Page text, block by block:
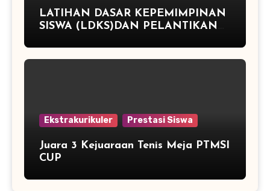
LATIHAN DASAR KEPEMIMPINAN
SISWA (LDKS)DAN PELANTIKAN
2015/2016 SMP NEGERI 2
Ekstrakurikuler Prestasi Siswa
Juara 3 Kejuaraan Tenis Meja PTMSI
CUP